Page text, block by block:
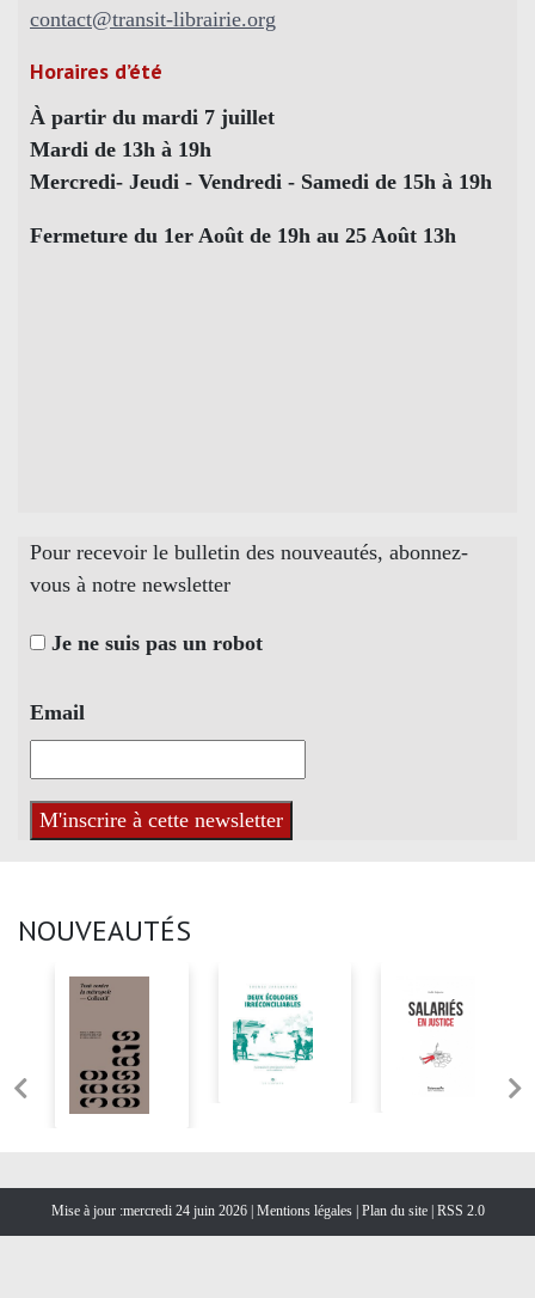
contact@transit-librairie.org
Horaires d’été
À partir du mardi 7 juillet
Mardi de 13h à 19h
Mercredi- Jeudi - Vendredi - Samedi de 15h à 19h
Fermeture du 1er Août de 19h au 25 Août 13h
Pour recevoir le bulletin des nouveautés, abonnez-
vous à notre newsletter
Je ne suis pas un robot
Email
NOUVEAUTÉS
Mise à jour :mercredi 24 juin 2026 | Mentions légales Plan du site RSS 2.0